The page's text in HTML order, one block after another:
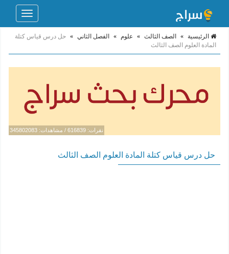
Toggle
الرئيسية » الصف الثالث » علوم » الفصل الثاني » حل درس قياس كتلة
المادة العلوم الصف الثالث
نقرات: 616839 / مشاهدات: 345802083
حل درس قياس كتلة المادة العلوم الصف الثالث